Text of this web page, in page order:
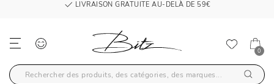
LIVRAISON GRATUITE AU-DELÀ DE 59€
0